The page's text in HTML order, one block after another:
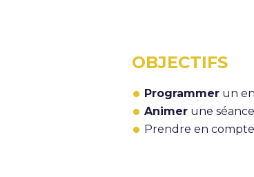
OBJECTIFS
Programmer un
Animer une
Prendre en compte